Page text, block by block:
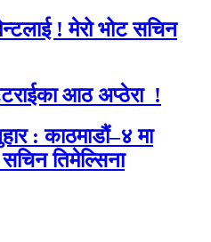
! मेरो भोट सचिन
आठ अप्ठेरा !
: काठमाडौं–४ मा
तिमेल्सिना